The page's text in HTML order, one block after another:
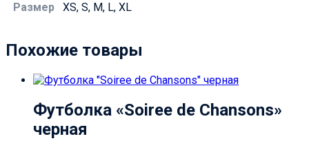
Размер XS, S, M, L, XL
Похожие товары
Футболка «Soiree de Chansons»
черная